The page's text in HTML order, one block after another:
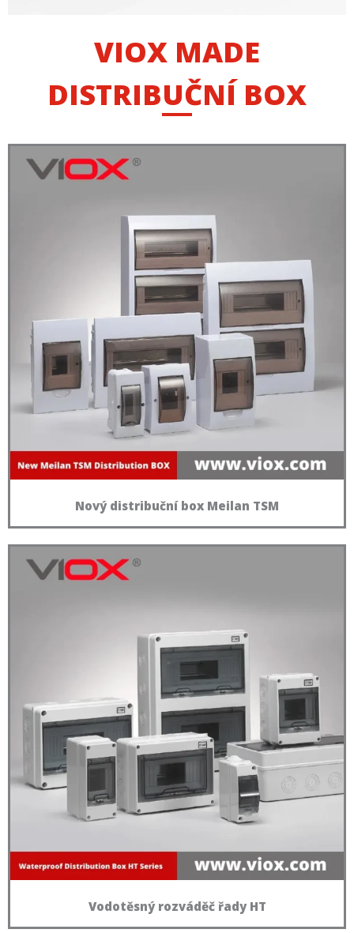
VIOX MADE
DISTRIBUČNÍ BOX
Nový distribuční box Meilan TSM
Vodotěsný rozváděč řady HT